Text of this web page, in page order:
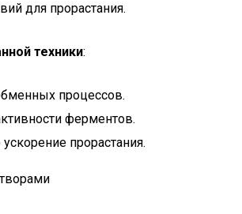
для прорастания.
техники:
процессов.
ферментов.
прорастания.